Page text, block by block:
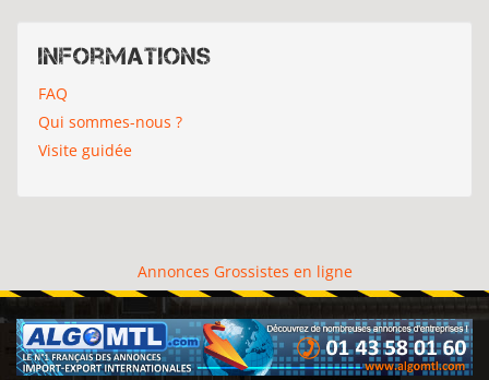
Informations
FAQ
Qui sommes-nous ?
Visite guidée
Annonces Grossistes en ligne